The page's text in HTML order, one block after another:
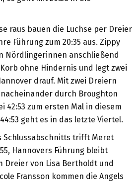
raus bauen die Luchse per Dreier
Führung zum 20:35 aus. Zippy
Nördlingerinnen anschließend
ohne Hindernis und legt zwei
drauf. Mit zwei Dreiern
durch Broughton
42:53 zum ersten Mal in diesem
geht es in das letzte Viertel.
Schlussabschnitts trifft Meret
Hannovers Führung bleibt
Dreier von Lisa Bertholdt und
Fransson kommen die Angels